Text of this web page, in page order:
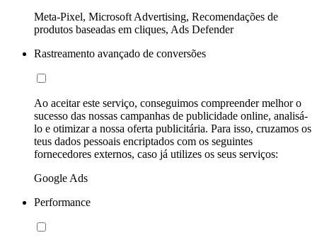
Meta-Pixel, Microsoft Advertising, Recomendações de
produtos baseadas em cliques, Ads Defender
Rastreamento avançado de conversões
Ao aceitar este serviço, conseguimos compreender melhor o
sucesso das nossas campanhas de publicidade online, analisá-
lo e otimizar a nossa oferta publicitária. Para isso, cruzamos os
teus dados pessoais encriptados com os seguintes
fornecedores externos, caso já utilizes os seus serviços:
Google Ads
Performance